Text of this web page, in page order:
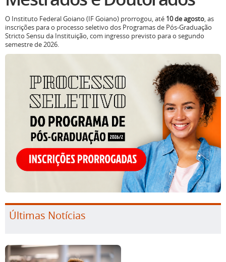
O Instituto Federal Goiano (IF Goiano) prorrogou, até 10 de agosto, as
inscrições para o processo seletivo dos Programas de Pós-Graduação
Stricto Sensu da Instituição, com ingresso previsto para o segundo
semestre de 2026.
Últimas Notícias